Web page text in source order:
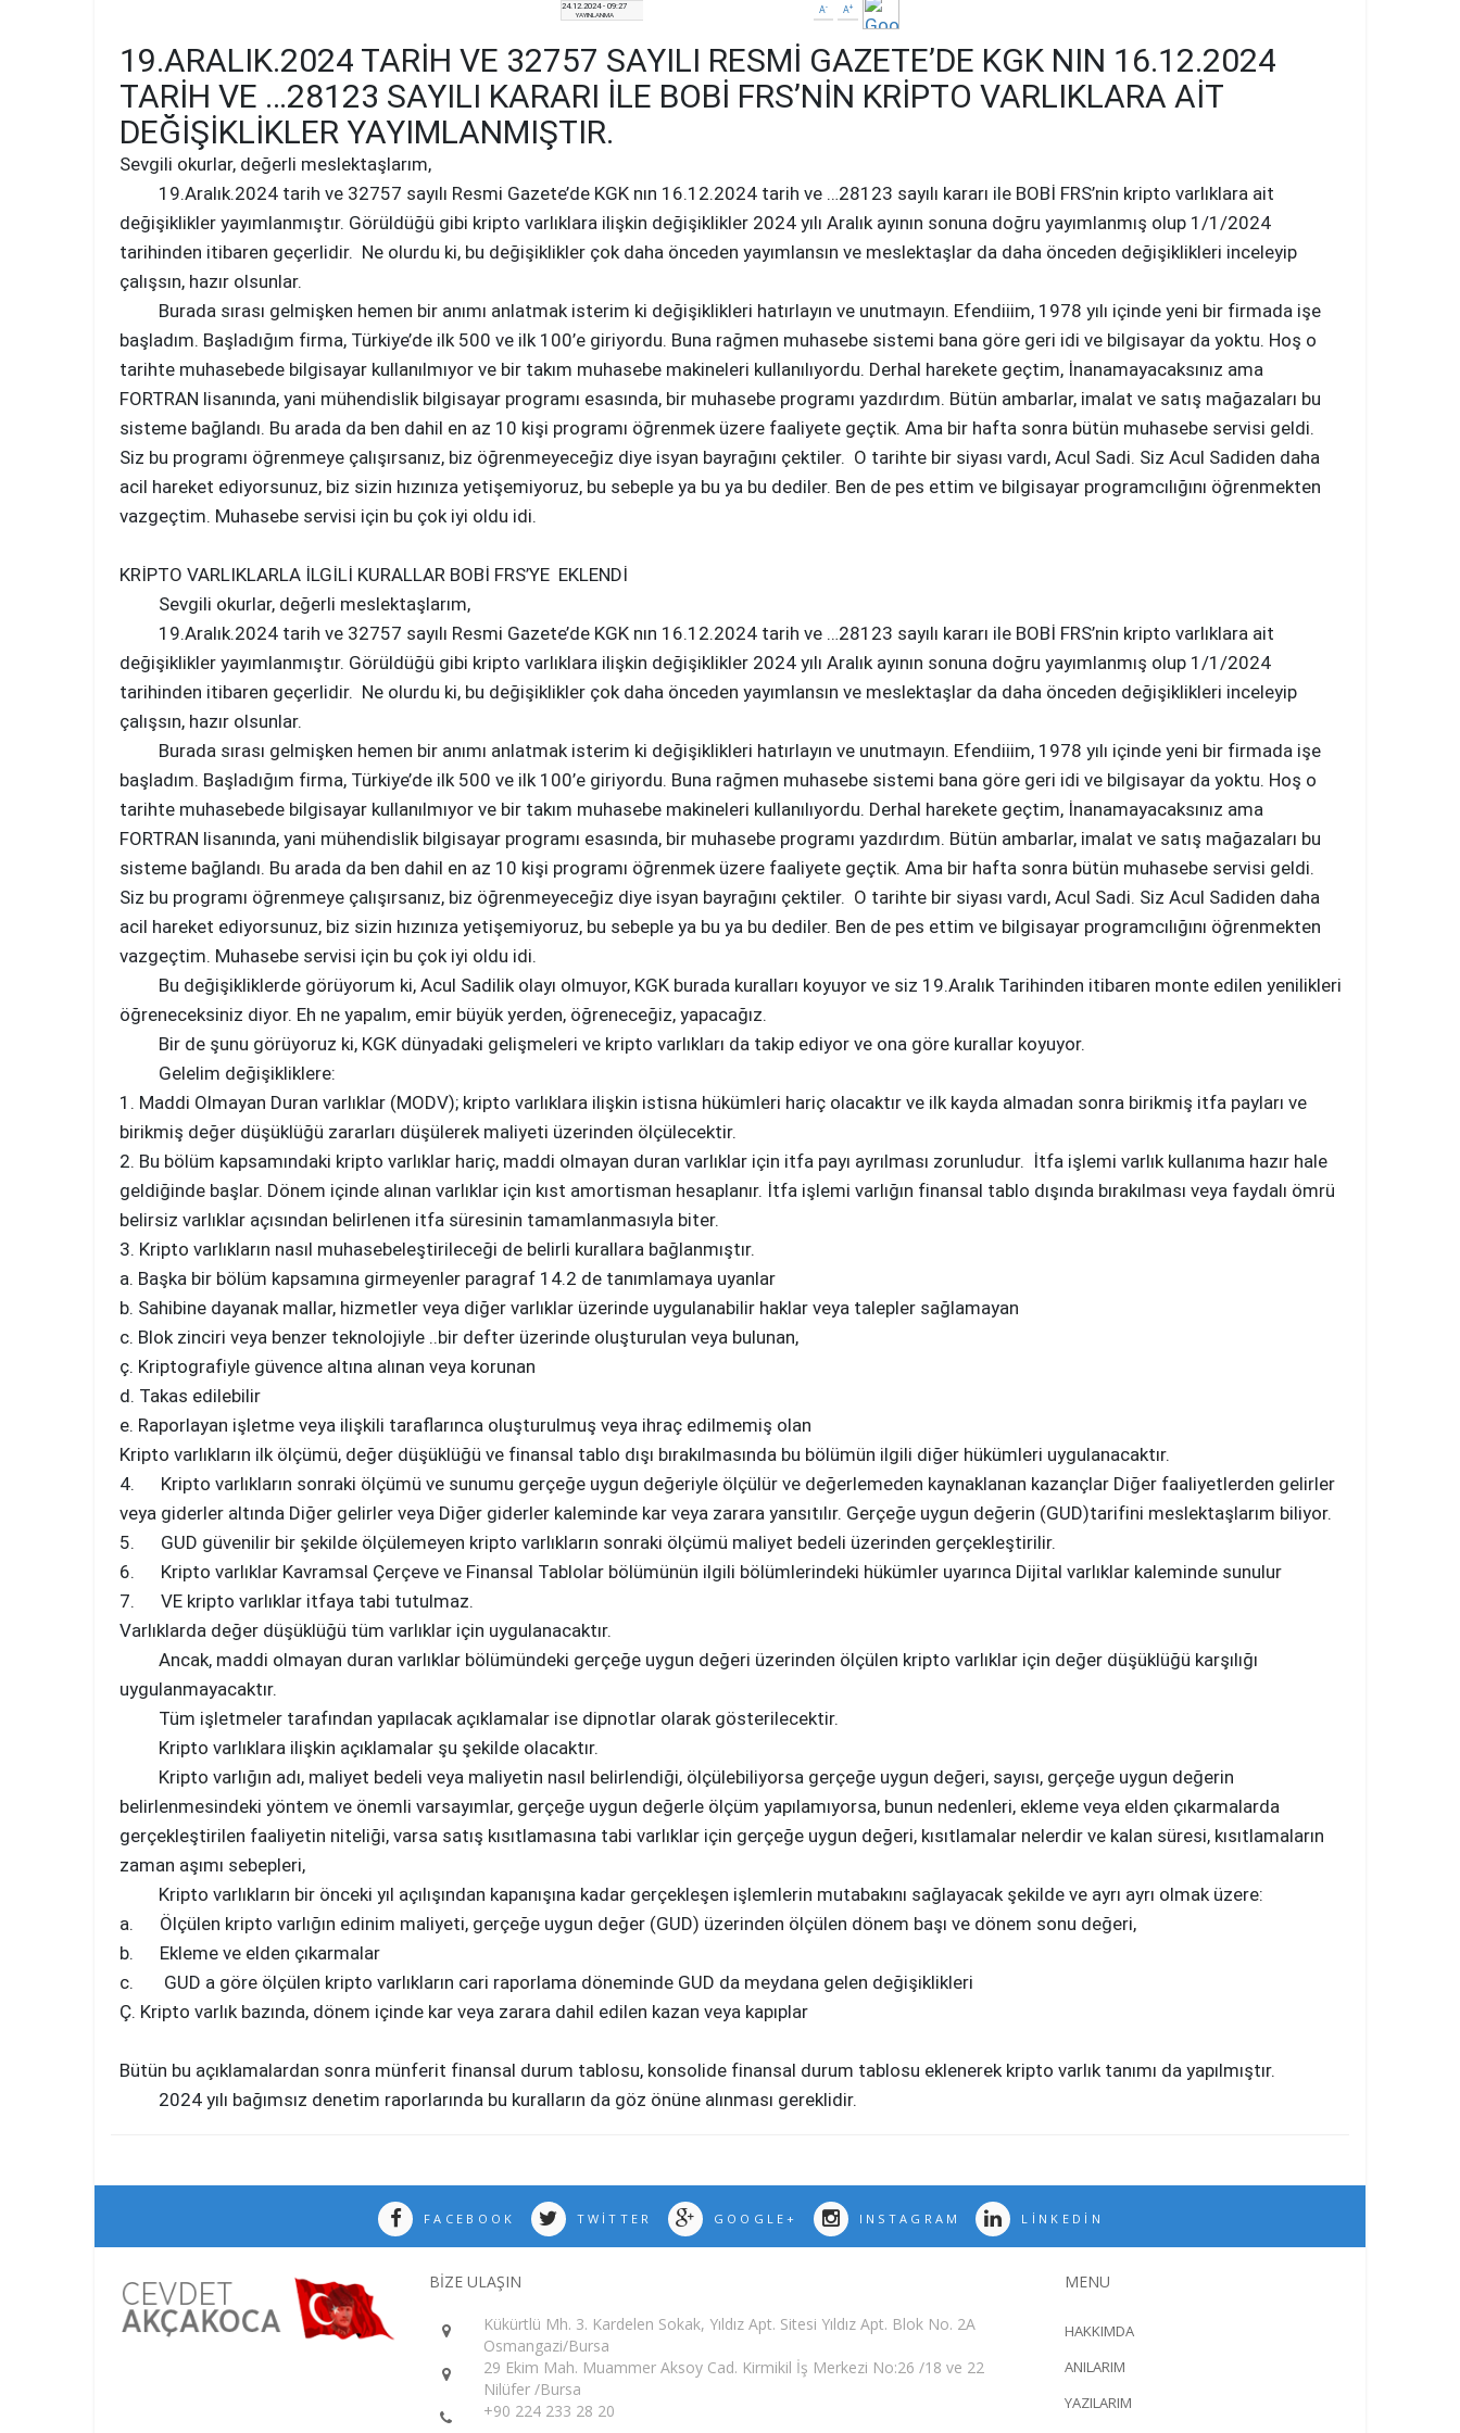
24.12.2024 - 09:27
YAYINLANMA A- A+
19.ARALIK.2024 TARIH VE 32757 SAYILI RESMI GAZETE’DE KGK NIN 16.12.2024
TARIH VE …28123 SAYILI KARARI ILE BOBİ FRS’NIN KRIPTO VARLIKLARA AIT
DEĞIŞIKLIKLER YAYIMLANMIŞTIR.
Sevgili okurlar, değerli meslektaşlarım,
19.Aralık.2024 tarih ve 32757 sayılı Resmi Gazete’de KGK nın 16.12.2024 tarih ve …28123 sayılı kararı ile BOBİ FRS’nin kripto varlıklara ait
değişiklikler yayımlanmıştır. Görüldüğü gibi kripto varlıklara ilişkin değişiklikler 2024 yılı Aralık ayının sonuna doğru yayımlanmış olup 1/1/2024
tarihinden itibaren geçerlidir. Ne olurdu ki, bu değişiklikler çok daha önceden yayımlansın ve meslektaşlar da daha önceden değişiklikleri inceleyip
çalışsın, hazır olsunlar.
Burada sırası gelmişken hemen bir anımı anlatmak isterim ki değişiklikleri hatırlayın ve unutmayın. Efendiiim, 1978 yılı içinde yeni bir firmada işe
başladım. Başladığım firma, Türkiye’de ilk 500 ve ilk 100’e giriyordu. Buna rağmen muhasebe sistemi bana göre geri idi ve bilgisayar da yoktu. Hoş o
tarihte muhasebede bilgisayar kullanılmıyor ve bir takım muhasebe makineleri kullanılıyordu. Derhal harekete geçtim, İnanamayacaksınız ama
FORTRAN lisanında, yani mühendislik bilgisayar programı esasında, bir muhasebe programı yazdırdım. Bütün ambarlar, imalat ve satış mağazaları bu
sisteme bağlandı. Bu arada da ben dahil en az 10 kişi programı öğrenmek üzere faaliyete geçtik. Ama bir hafta sonra bütün muhasebe servisi geldi.
Siz bu programı öğrenmeye çalışırsanız, biz öğrenmeyeceğiz diye isyan bayrağını çektiler. O tarihte bir siyası vardı, Acul Sadi. Siz Acul Sadiden daha
acil hareket ediyorsunuz, biz sizin hızınıza yetişemiyoruz, bu sebeple ya bu ya bu dediler. Ben de pes ettim ve bilgisayar programcılığını öğrenmekten
vazgeçtim. Muhasebe servisi için bu çok iyi oldu idi.
KRİPTO VARLIKLARLA İLGİLİ KURALLAR BOBİ FRS’YE EKLENDİ
Sevgili okurlar, değerli meslektaşlarım,
19.Aralık.2024 tarih ve 32757 sayılı Resmi Gazete’de KGK nın 16.12.2024 tarih ve …28123 sayılı kararı ile BOBİ FRS’nin kripto varlıklara ait
değişiklikler yayımlanmıştır. Görüldüğü gibi kripto varlıklara ilişkin değişiklikler 2024 yılı Aralık ayının sonuna doğru yayımlanmış olup 1/1/2024
tarihinden itibaren geçerlidir. Ne olurdu ki, bu değişiklikler çok daha önceden yayımlansın ve meslektaşlar da daha önceden değişiklikleri inceleyip
çalışsın, hazır olsunlar.
Burada sırası gelmişken hemen bir anımı anlatmak isterim ki değişiklikleri hatırlayın ve unutmayın. Efendiiim, 1978 yılı içinde yeni bir firmada işe
başladım. Başladığım firma, Türkiye’de ilk 500 ve ilk 100’e giriyordu. Buna rağmen muhasebe sistemi bana göre geri idi ve bilgisayar da yoktu. Hoş o
tarihte muhasebede bilgisayar kullanılmıyor ve bir takım muhasebe makineleri kullanılıyordu. Derhal harekete geçtim, İnanamayacaksınız ama
FORTRAN lisanında, yani mühendislik bilgisayar programı esasında, bir muhasebe programı yazdırdım. Bütün ambarlar, imalat ve satış mağazaları bu
sisteme bağlandı. Bu arada da ben dahil en az 10 kişi programı öğrenmek üzere faaliyete geçtik. Ama bir hafta sonra bütün muhasebe servisi geldi.
Siz bu programı öğrenmeye çalışırsanız, biz öğrenmeyeceğiz diye isyan bayrağını çektiler. O tarihte bir siyası vardı, Acul Sadi. Siz Acul Sadiden daha
acil hareket ediyorsunuz, biz sizin hızınıza yetişemiyoruz, bu sebeple ya bu ya bu dediler. Ben de pes ettim ve bilgisayar programcılığını öğrenmekten
vazgeçtim. Muhasebe servisi için bu çok iyi oldu idi.
Bu değişikliklerde görüyorum ki, Acul Sadilik olayı olmuyor, KGK burada kuralları koyuyor ve siz 19.Aralık Tarihinden itibaren monte edilen yenilikleri
öğreneceksiniz diyor. Eh ne yapalım, emir büyük yerden, öğreneceğiz, yapacağız.
Bir de şunu görüyoruz ki, KGK dünyadaki gelişmeleri ve kripto varlıkları da takip ediyor ve ona göre kurallar koyuyor.
Gelelim değişikliklere:
1. Maddi Olmayan Duran varlıklar (MODV); kripto varlıklara ilişkin istisna hükümleri hariç olacaktır ve ilk kayda almadan sonra birikmiş itfa payları ve
birikmiş değer düşüklüğü zararları düşülerek maliyeti üzerinden ölçülecektir.
2. Bu bölüm kapsamındaki kripto varlıklar hariç, maddi olmayan duran varlıklar için itfa payı ayrılması zorunludur. İtfa işlemi varlık kullanıma hazır hale
geldiğinde başlar. Dönem içinde alınan varlıklar için kıst amortisman hesaplanır. İtfa işlemi varlığın finansal tablo dışında bırakılması veya faydalı ömrü
belirsiz varlıklar açısından belirlenen itfa süresinin tamamlanmasıyla biter.
3. Kripto varlıkların nasıl muhasebeleştirileceği de belirli kurallara bağlanmıştır.
a. Başka bir bölüm kapsamına girmeyenler paragraf 14.2 de tanımlamaya uyanlar
b. Sahibine dayanak mallar, hizmetler veya diğer varlıklar üzerinde uygulanabilir haklar veya talepler sağlamayan
c. Blok zinciri veya benzer teknolojiyle ..bir defter üzerinde oluşturulan veya bulunan,
ç. Kriptografiyle güvence altına alınan veya korunan
d. Takas edilebilir
e. Raporlayan işletme veya ilişkili taraflarınca oluşturulmuş veya ihraç edilmemiş olan
Kripto varlıkların ilk ölçümü, değer düşüklüğü ve finansal tablo dışı bırakılmasında bu bölümün ilgili diğer hükümleri uygulanacaktır.
4. Kripto varlıkların sonraki ölçümü ve sunumu gerçeğe uygun değeriyle ölçülür ve değerlemeden kaynaklanan kazançlar Diğer faaliyetlerden gelirler
veya giderler altında Diğer gelirler veya Diğer giderler kaleminde kar veya zarara yansıtılır. Gerçeğe uygun değerin (GUD)tarifini meslektaşlarım biliyor.
5. GUD güvenilir bir şekilde ölçülemeyen kripto varlıkların sonraki ölçümü maliyet bedeli üzerinden gerçekleştirilir.
6. Kripto varlıklar Kavramsal Çerçeve ve Finansal Tablolar bölümünün ilgili bölümlerindeki hükümler uyarınca Dijital varlıklar kaleminde sunulur
7. VE kripto varlıklar itfaya tabi tutulmaz.
Varlıklarda değer düşüklüğü tüm varlıklar için uygulanacaktır.
Ancak, maddi olmayan duran varlıklar bölümündeki gerçeğe uygun değeri üzerinden ölçülen kripto varlıklar için değer düşüklüğü karşılığı
uygulanmayacaktır.
Tüm işletmeler tarafından yapılacak açıklamalar ise dipnotlar olarak gösterilecektir.
Kripto varlıklara ilişkin açıklamalar şu şekilde olacaktır.
Kripto varlığın adı, maliyet bedeli veya maliyetin nasıl belirlendiği, ölçülebiliyorsa gerçeğe uygun değeri, sayısı, gerçeğe uygun değerin
belirlenmesindeki yöntem ve önemli varsayımlar, gerçeğe uygun değerle ölçüm yapılamıyorsa, bunun nedenleri, ekleme veya elden çıkarmalarda
gerçekleştirilen faaliyetin niteliği, varsa satış kısıtlamasına tabi varlıklar için gerçeğe uygun değeri, kısıtlamalar nelerdir ve kalan süresi, kısıtlamaların
zaman aşımı sebepleri,
Kripto varlıkların bir önceki yıl açılışından kapanışına kadar gerçekleşen işlemlerin mutabakını sağlayacak şekilde ve ayrı ayrı olmak üzere:
a. Ölçülen kripto varlığın edinim maliyeti, gerçeğe uygun değer (GUD) üzerinden ölçülen dönem başı ve dönem sonu değeri,
b. Ekleme ve elden çıkarmalar
c. GUD a göre ölçülen kripto varlıkların cari raporlama döneminde GUD da meydana gelen değişiklikleri
Ç. Kripto varlık bazında, dönem içinde kar veya zarara dahil edilen kazan veya kapıplar
Bütün bu açıklamalardan sonra münferit finansal durum tablosu, konsolide finansal durum tablosu eklenerek kripto varlık tanımı da yapılmıştır.
2024 yılı bağımsız denetim raporlarında bu kuralların da göz önüne alınması gereklidir.
FACEBOOK TWITTER GOOGLE+ INSTAGRAM LINKEDIN
BİZE ULAŞIN
Kükürtlü Mh. 3. Kardelen Sokak, Yıldız Apt. Sitesi Yıldız Apt. Blok No. 2A
Osmangazi/Bursa
29 Ekim Mah. Muammer Aksoy Cad. Kirmikil İş Merkezi No:26 /18 ve 22
Nilüfer /Bursa
+90 224 233 28 20
MENU
HAKKIMDA
ANILARIM
YAZILARIM